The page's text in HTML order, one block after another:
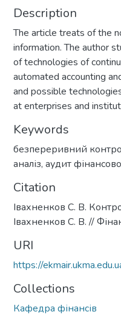
Description
The article treats of the
information. The author
of technologies of
automated accounting
and possible
at enterprises and
Keywords
безпереривний
аналіз, аудит
Citation
Івахненков С. В.
Івахненков С. В. //
URI
https://
Collections
Кафедра фінансів